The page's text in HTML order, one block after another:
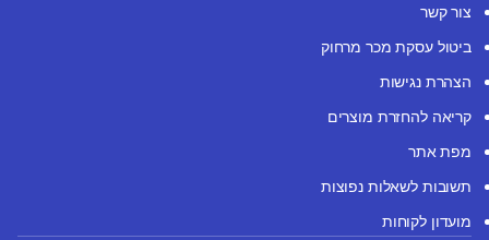
צור קשר
ביטול עסקת מכר מרחוק
הצהרת נגישות
קריאה להחזרת מוצרים
מפת אתר
תשובות לשאלות נפוצות
מועדון לקוחות